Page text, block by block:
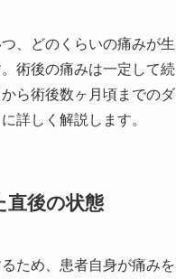
、どのくらいの痛みが
術後の痛みは一定して
ら術後数ヶ月頃までの
詳しく解説します。
直後の状態
ため、患者自身が痛み